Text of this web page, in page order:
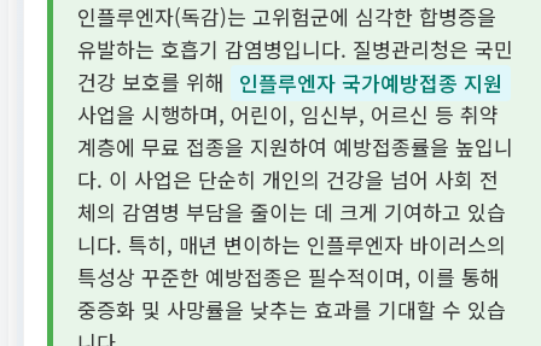
인플루엔자(독감)는 고위험군에 심각한 합병증을
유발하는 호흡기 감염병입니다. 질병관리청은 국민
건강 보호를 위해 인플루엔자 국가예방접종 지원
사업을 시행하며, 어린이, 임신부, 어르신 등 취약
계층에 무료 접종을 지원하여 예방접종률을 높입니
다. 이 사업은 단순히 개인의 건강을 넘어 사회 전
체의 감염병 부담을 줄이는 데 크게 기여하고 있습
니다. 특히, 매년 변이하는 인플루엔자 바이러스의
특성상 꾸준한 예방접종은 필수적이며, 이를 통해
중증화 및 사망률을 낮추는 효과를 기대할 수 있습